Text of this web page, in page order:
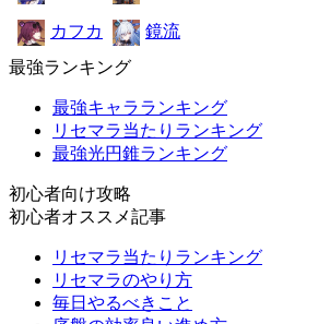
カフカ
鏡流
最強ランキング
最強キャラランキング
リセマラ当たりランキング
最強光円錐ランキング
初心者向け攻略
初心者オススメ記事
リセマラ当たりランキング
リセマラのやり方
毎日やるべきこと